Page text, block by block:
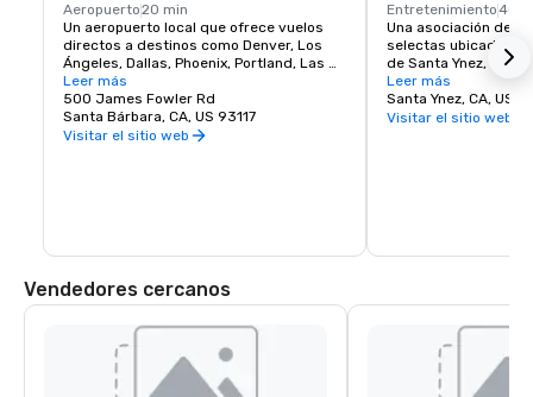
Aeropuerto20 min
Un aeropuerto local que ofrece vuelos
directos a destinos como Denver, Los
Ángeles, Dallas, Phoenix, Portland, Las
Vegas y más.
Leer más
500 James Fowler Rd
Santa Bárbara, CA, US 93117
Visitar el sitio web
Entretenimiento40
Una asociación de
selectas ubicadas
de Santa Ynez,
dirigirte a las salas
individuales donde
todos tus favoritos.
Leer más
Santa Ynez, CA, US
Visitar el sitio web
Vendedores cercanos